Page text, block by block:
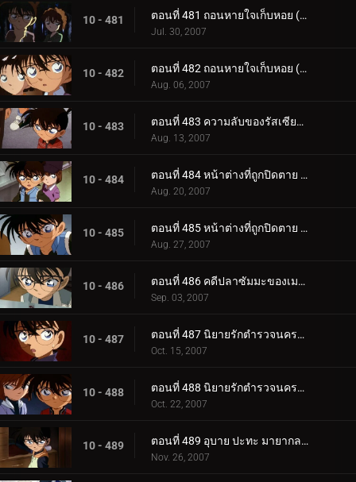
10 - 481 ตอนที่ 481 ถอนหายใจเก็บหอย (ตอนแรก)
Jul. 30, 2007
10 - 482 ตอนที่ 482 ถอนหายใจเก็บหอย (ตอนจบ)
Aug. 06, 2007
10 - 483 ตอนที่ 483 ความลับของรัสเซียน บลู
Aug. 13, 2007
10 - 484 ตอนที่ 484 หน้าต่างที่ถูกปิดตาย (ตอนแรก)
Aug. 20, 2007
10 - 485 ตอนที่ 485 หน้าต่างที่ถูกปิดตาย (ตอนจบ)
Aug. 27, 2007
10 - 486 ตอนที่ 486 คดีปลาซัมมะของเมงูโระ
Sep. 03, 2007
10 - 487 ตอนที่ 487 นิยายรักตำรวจนครบาล ภาคพิธีวิวาห์ปลอม (ตอนพิเศษ ตอนแรก)
Oct. 15, 2007
10 - 488 ตอนที่ 488 นิยายรักตำรวจนครบาล ภาคพิธีวิวาห์ปลอม (ตอนพิเศษ ตอนจบ)
Oct. 22, 2007
10 - 489 ตอนที่ 489 อุบาย ปะทะ มายากล (ตอนแรก)
Nov. 26, 2007